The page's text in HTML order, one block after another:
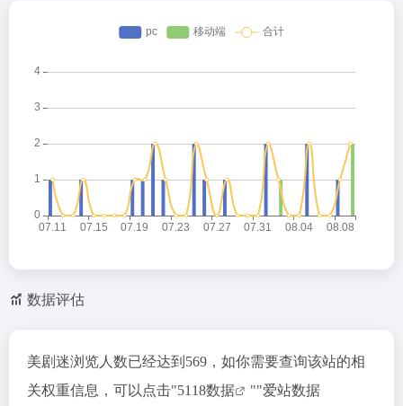
数据评估
美剧迷浏览人数已经达到569，如你需要查询该站的相
关权重信息，可以点击"5118数据 ""爱站数据